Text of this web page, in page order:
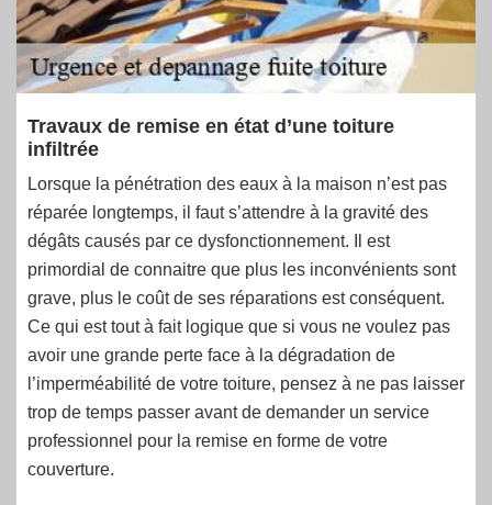
Travaux de remise en état d’une toiture
infiltrée
Lorsque la pénétration des eaux à la maison n’est pas
réparée longtemps, il faut s’attendre à la gravité des
dégâts causés par ce dysfonctionnement. Il est
primordial de connaitre que plus les inconvénients sont
grave, plus le coût de ses réparations est conséquent.
Ce qui est tout à fait logique que si vous ne voulez pas
avoir une grande perte face à la dégradation de
l’imperméabilité de votre toiture, pensez à ne pas laisser
trop de temps passer avant de demander un service
professionnel pour la remise en forme de votre
couverture.